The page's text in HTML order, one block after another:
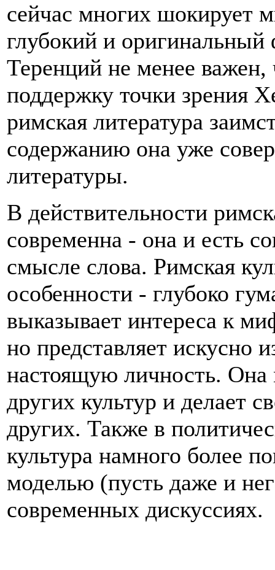
сейчас многих шокирует
глубокий и
Теренций не менее
поддержку точки зрения
римская литература
содержанию она уже
литературы.
В действительности
современна - она и есть
смысле слова. Римская
особенности - глубоко
выказывает интереса к
но представляет искусно
настоящую личность. Она
других культур и делает
других. Также в
культура намного более
моделью (пусть даже и
современных дискуссиях.